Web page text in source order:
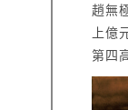
趙無
上億
第四